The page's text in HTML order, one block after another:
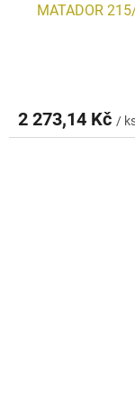
MATADOR
2 273,14 Kč /